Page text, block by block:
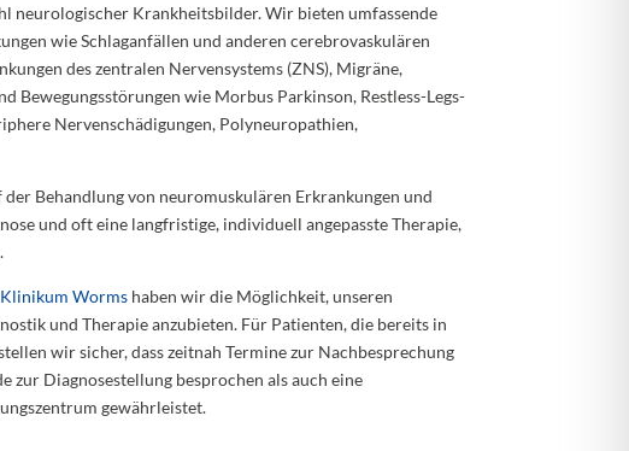
neurologischer Krankheitsbilder. Wir bieten umfassende
wie Schlaganfällen und anderen cerebrovaskulären
des zentralen Nervensystems (ZNS), Migräne,
Bewegungsstörungen wie Morbus Parkinson, Restless-Legs-
Nervenschädigungen, Polyneuropathien,
Behandlung von neuromuskulären Erkrankungen und
und oft eine langfristige, individuell angepasste Therapie,
Worms haben wir die Möglichkeit, unseren
und Therapie anzubieten. Für Patienten, die bereits in
wir sicher, dass zeitnah Termine zur Nachbesprechung
zur Diagnosestellung besprochen als auch eine
gewährleistet.